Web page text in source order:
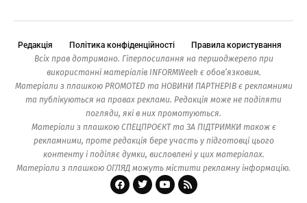
Редакція Політика конфіденційності
Правила користування
Всіх прав дотримано. Гіперпосилання на першоджерело при
використанні матеріалів INFORMWeek є обов’язковим.
Матеріали з плашкою PROMOTED та НОВИНИ ПАРТНЕРІВ є рекламними
та публікуються на правах реклами. Редакція може не поділяти
погляди, які в них промотуються.
Матеріали з плашкою СПЕЦПРОЄКТ та ЗА ПІДТРИМКИ також є
рекламними, проте редакція бере участь у підготовці цього
контенту і поділяє думки, висловлені у цих матеріалах.
Матеріали з плашкою ОГЛЯД можуть містити рекламну інформацію.